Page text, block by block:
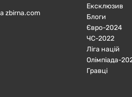
zbirna.com
Ексклюзив
Блоги
Євро-2024
ЧC-2022
Ліга націй
Олімпіада-
Гравці